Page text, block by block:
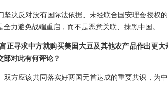
决反对没有国际法依据、未经联合国安理会授权
力避免战端重启，而不是恶意关联、抹黑中国。
正寻求中方就购买美国大豆及其他农产品作出更
部对此有何评论？
方应该共同落实好两国元首达成的重要共识，为